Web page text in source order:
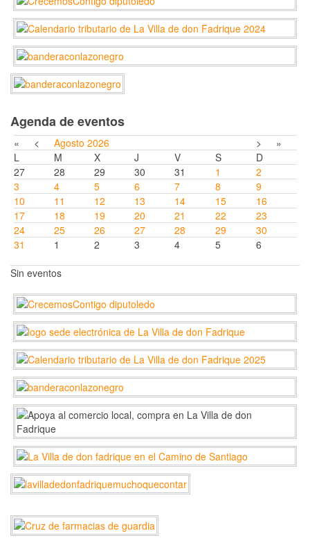
Agenda de eventos
« < Agosto 2026 >
»
L
M X J V S
D
27
28 29 30 31 1
2
3
4 5 6 7 8
9
10
11 12 13 14 15
16
17
18 19 20 21 22
23
24
25 26 27 28 29
30
31
1 2 3 4 5 6
Sin eventos